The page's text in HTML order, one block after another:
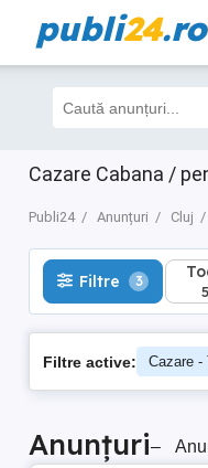
publi24.ro
Cazare Cabana /
Publi24 Anunțuri Cluj
Filtre 3
57
Filtre 3
Filtre active: Cazare -
Anunțuri–